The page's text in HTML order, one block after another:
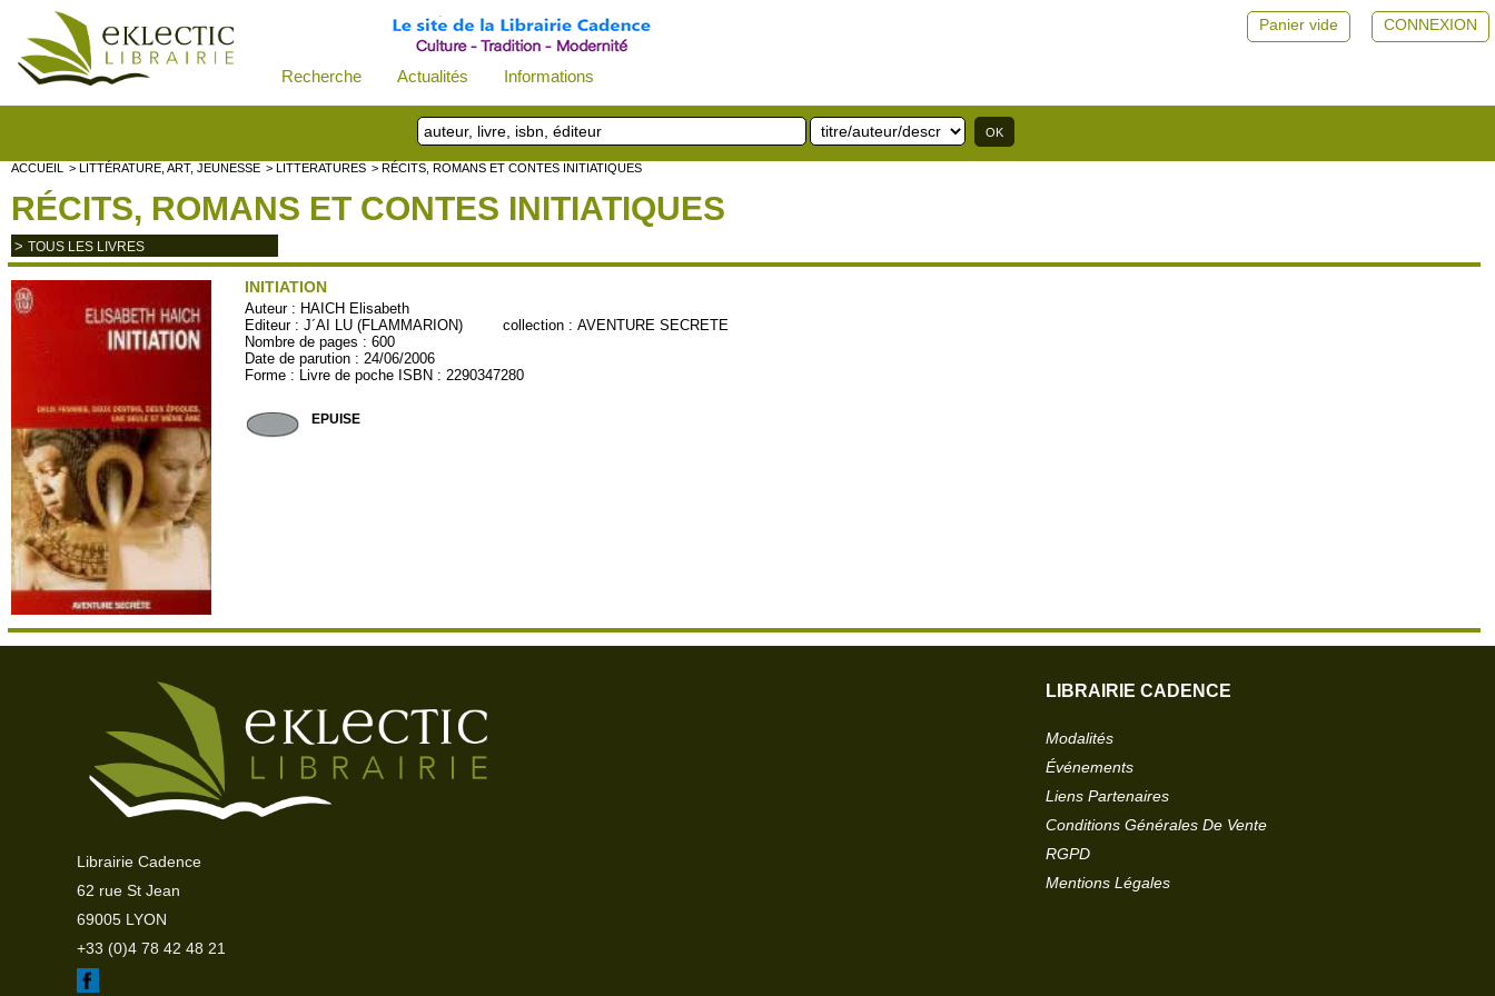
Recherche Actualités Informations
CONNEXION
Panier vide
ACCUEIL > LITTÉRATURE, ART, JEUNESSE > LITTERATURES > RÉCITS, ROMANS ET CONTES INITIATIQUES
RÉCITS, ROMANS ET CONTES INITIATIQUES
> TOUS LES LIVRES
INITIATION
Auteur : HAICH Elisabeth
Editeur :J´AI LU (FLAMMARION) collection :AVENTURE SECRETE
Nombre de pages : 600
Date de parution : 24/06/2006
Forme : Livre de poche ISBN : 2290347280
EPUISE
Librairie Cadence
62 rue St Jean
69005 LYON
+33 (0)4 78 42 48 21
LIBRAIRIE CADENCE
Modalités
Événements
Liens Partenaires
Conditions Générales De Vente
RGPD
Mentions Légales